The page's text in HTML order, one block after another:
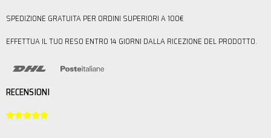
SPEDIZIONE GRATUITA PER ORDINI SUPERIORI A 100€
EFFETTUA IL TUO RESO ENTRO 14 GIORNI DALLA RICEZIONE DEL PRODOTTO.
RECENSIONI
